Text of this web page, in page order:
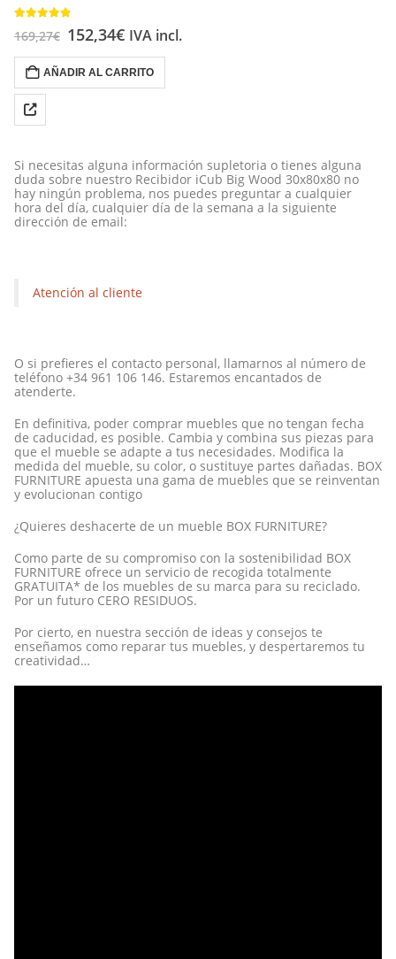
169,27€ 152,34€ IVA incl.
AÑADIR AL CARRITO
Si necesitas alguna información supletoria o tienes alguna
duda sobre nuestro Recibidor iCub Big Wood 30x80x80 no
hay ningún problema, nos puedes preguntar a cualquier
hora del día, cualquier día de la semana a la siguiente
dirección de email:
Atención al cliente
O si prefieres el contacto personal, llamarnos al número de
teléfono +34 961 106 146. Estaremos encantados de
atenderte.
En definitiva, poder comprar muebles que no tengan fecha
de caducidad, es posible. Cambia y combina sus piezas para
que el mueble se adapte a tus necesidades. Modifica la
medida del mueble, su color, o sustituye partes dañadas. BOX
FURNITURE apuesta una gama de muebles que se reinventan
y evolucionan contigo
¿Quieres deshacerte de un mueble BOX FURNITURE?
Como parte de su compromiso con la sostenibilidad BOX
FURNITURE ofrece un servicio de recogida totalmente
GRATUITA* de los muebles de su marca para su reciclado.
Por un futuro CERO RESIDUOS.
Por cierto, en nuestra sección de ideas y consejos te
enseñamos como reparar tus muebles, y despertaremos tu
creatividad…